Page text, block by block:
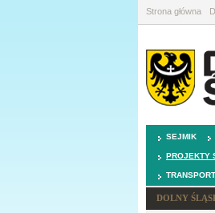
Strona główna
SEJMIK
PROJEKTY
DOLNY